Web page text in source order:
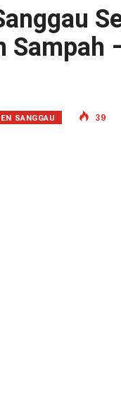
Sampah
SANGGAU 39